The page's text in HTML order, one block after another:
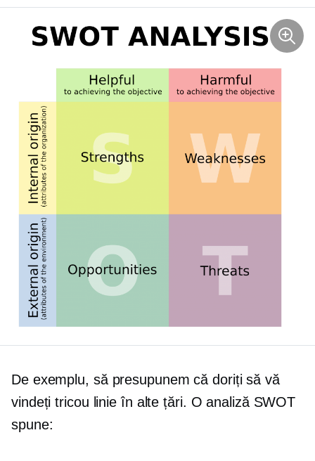
De exemplu, să presupunem că doriți să vă
vindețitricou linie în alte țări. O analiză SWOT
spune: